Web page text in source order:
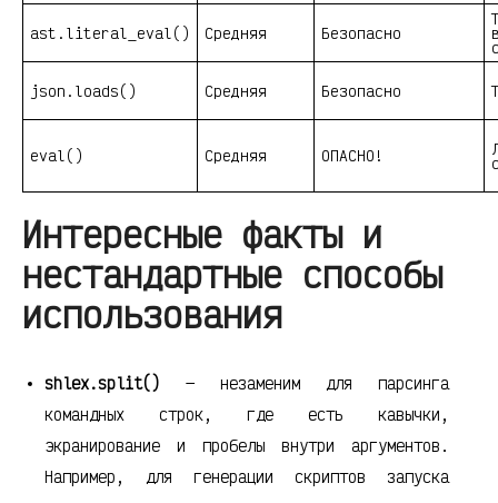
ast.literal_eval() Средняя Безопасно
json.loads() Средняя Безопасно
eval() Средняя ОПАСНО!
Интересные факты и
нестандартные способы
использования
shlex.split() — незаменим для парсинга
командных строк, где есть кавычки,
экранирование и пробелы внутри аргументов.
Например, для генерации скриптов запуска